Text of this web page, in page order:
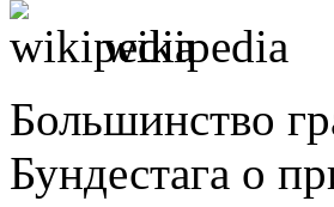
wikipedia
Большинство
Бундестага о